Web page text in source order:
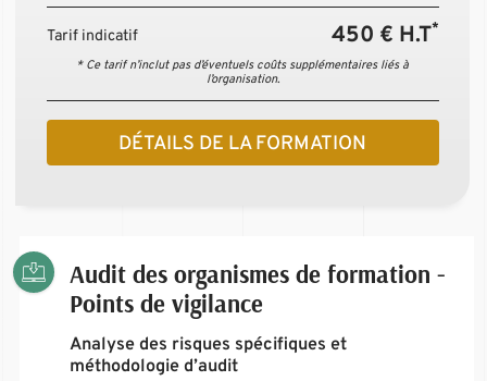
Tarif indicatif 450 € H.T*
* Ce tarif n’inclut pas d’éventuels coûts supplémentaires liés à
l’organisation.
DÉTAILS DE LA FORMATION
Audit des organismes de formation -
Points de vigilance
Analyse des risques spécifiques et
méthodologie d’audit